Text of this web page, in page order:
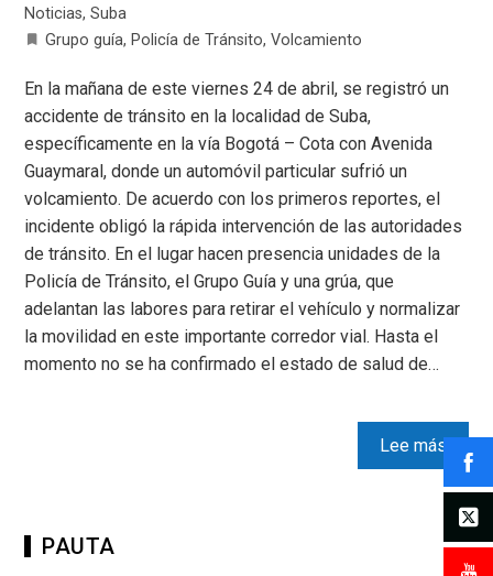
Noticias,Suba
Grupo guía, Policía de Tránsito,Volcamiento
En la mañana de este viernes 24 de abril, se registró un
accidente de tránsito en la localidad de Suba,
específicamente en la vía Bogotá – Cota con Avenida
Guaymaral, donde un automóvil particular sufrió un
volcamiento. De acuerdo con los primeros reportes, el
incidente obligó la rápida intervención de las autoridades
de tránsito. En el lugar hacen presencia unidades de la
Policía de Tránsito, el Grupo Guía y una grúa, que
adelantan las labores para retirar el vehículo y normalizar
la movilidad en este importante corredor vial. Hasta el
momento no se ha confirmado el estado de salud de…
Lee más
PAUTA